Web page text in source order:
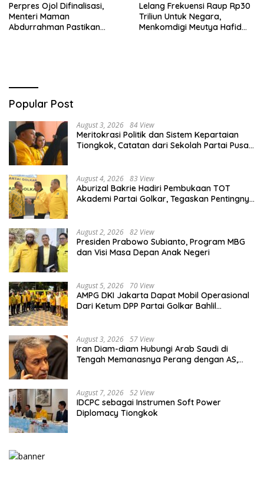
Perpres Ojol Difinalisasi,
Menteri Maman
Abdurrahman Pastikan
Lelang Frekuensi Raup Rp30
Triliun Untuk Negara,
Menkomdigi Meutya Hafid
Popular Post
August 3, 2026 84 View
Meritokrasi Politik dan Sistem Kepartaian
Tiongkok, Catatan dari Sekolah Partai Pusat
August 4, 2026 83 View
Aburizal Bakrie Hadiri Pembukaan TOT
Akademi Partai Golkar, Tegaskan Pentingnya
August 2, 2026 82 View
Presiden Prabowo Subianto, Program MBG
dan Visi Masa Depan Anak Negeri
August 5, 2026 70 View
AMPG DKI Jakarta Dapat Mobil Operasional
Dari Ketum DPP Partai Golkar Bahlil
August 3, 2026 57 View
Iran Diam-diam Hubungi Arab Saudi di
Tengah Memanasnya Perang dengan AS,
August 7, 2026 52 View
IDCPC sebagai Instrumen Soft Power
Diplomacy Tiongkok